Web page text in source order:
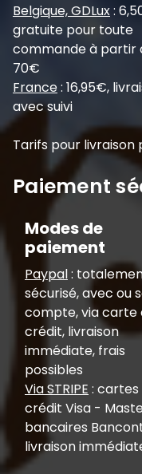
Belgique, GDLux:
gratuite pour toute
commande à partir
70€
France: 16,95€,
avec suivi
Tarifs pour
Paiement
Modes de
paiement
Paypal:
sécurisé, avec ou
compte, via carte
crédit, livraison
immédiate, frais
possibles
Via STRIPE : cartes
crédit Visa -
bancaires
livraison